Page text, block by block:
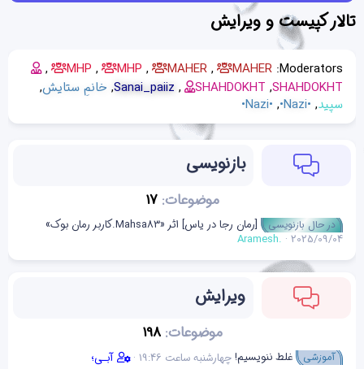
تالار کپیست و ویرایش
Moderators:
MAHER
MAHER
MHP
MHP
SHAHDOKHT
SHAHDOKHT
Sanai_paiiz خانمِ ستایش
سپید •Nazi•
•Nazi•
بازنویسی
موضوعات 17
در حال بازنویسی
[رمان رجا در‌ یاس] اثر «Mahsa83.کاربر رمان بوک»
2025/09/04
Aramesh.
ویرایش
موضوعات 198
آموزشی غلط ننویسیم!چهارشنبه ساعت 19:46 آبـی؛